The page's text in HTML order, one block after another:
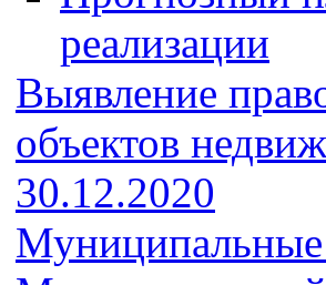
реализации
Выявление
объектов
30.12.2020
Муниципальные